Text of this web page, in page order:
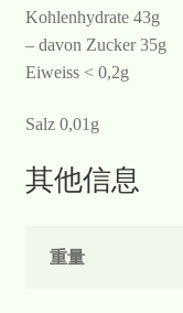
Kohlenhydrate 43g
– davon Zucker 35g
Eiweiss < 0,2g
Salz 0,01g
其他信息
重量